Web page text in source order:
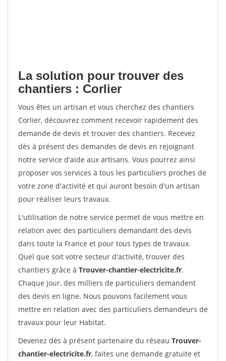
La solution pour trouver des
chantiers : Corlier
Vous êtes un artisan et vous cherchez des chantiers
Corlier, découvrez comment recevoir rapidement des
demande de devis et trouver des chantiers. Recevez
dès à présent des demandes de devis en rejoignant
notre service d'aide aux artisans. Vous pourrez ainsi
proposer vos services à tous les particuliers proches de
votre zone d'activité et qui auront besoin d'un artisan
pour réaliser leurs travaux.
L'utilisation de notre service permet de vous mettre en
relation avec des particuliers demandant des devis
dans toute la France et pour tous types de travaux.
Quel que soit votre secteur d'activité, trouver des
chantiers grâce à Trouver-chantier-electricite.fr.
Chaque jour, des milliers de particuliers demandent
des devis en ligne. Nous pouvons facilement vous
mettre en relation avec des particuliers demandeurs de
travaux pour leur Habitat.
Devenez dès à présent partenaire du réseau Trouver-
chantier-electricite.fr, faites une demande gratuite et